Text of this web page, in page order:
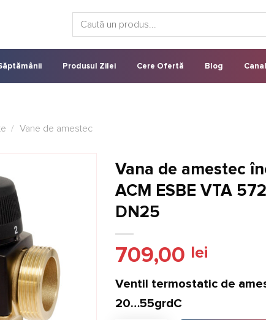
Produsul Zilei Cere Ofertă Blog
/ Vane de amestec
Vana de amestec
ACM ESBE VTA
DN25
709,00 lei
Ventil termostatic de
20…55grdC